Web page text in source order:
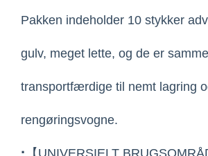
Pakken indeholder 10 stykker
gulv, meget lette, og de er
transportfærdige til nemt lagring
rengøringsvogne.
· 【UNIVERSIELT